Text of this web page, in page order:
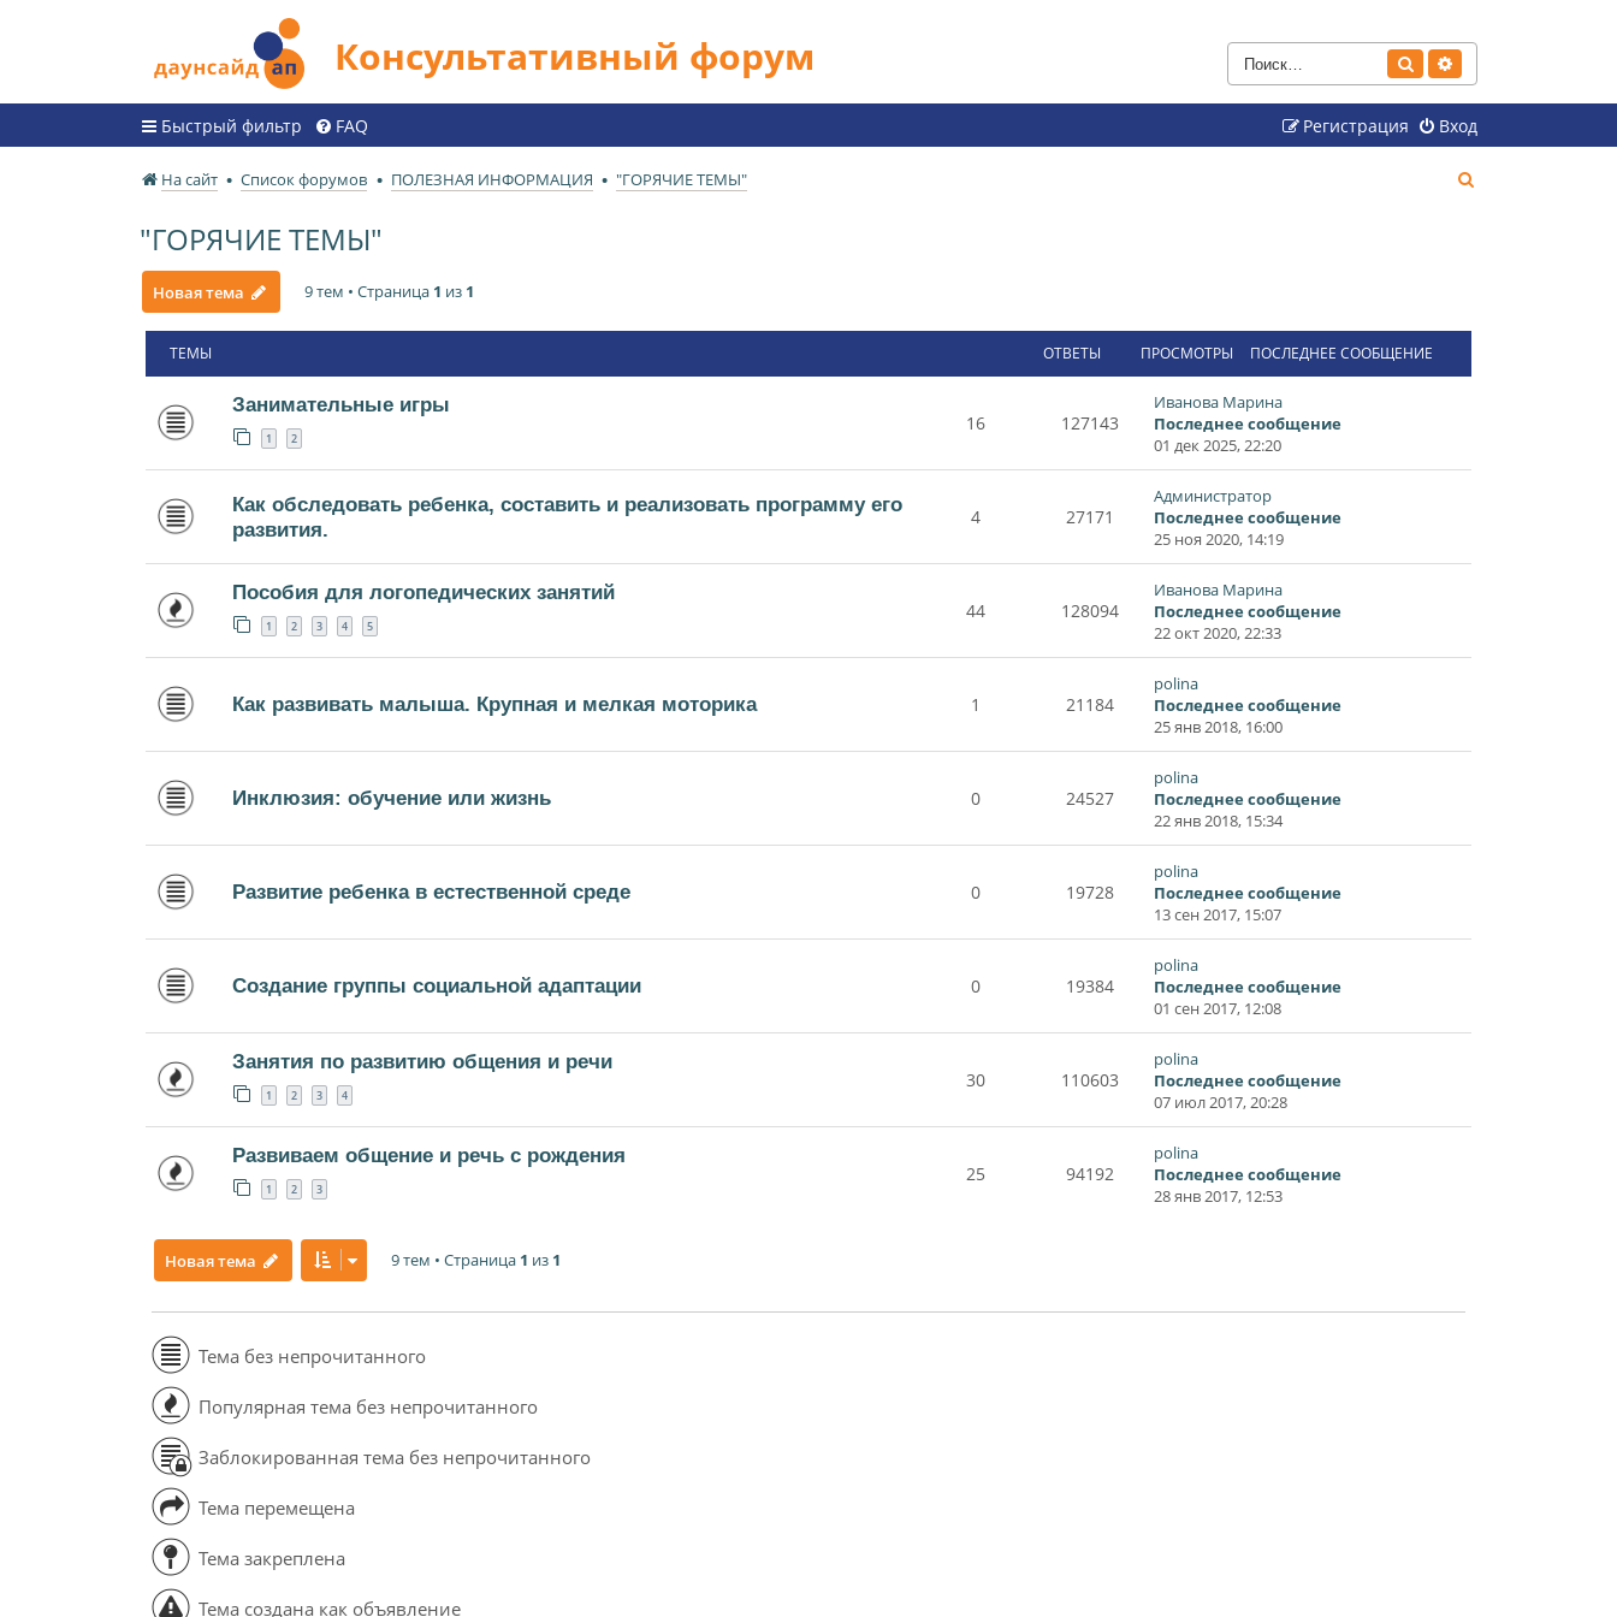
Консультативный форум Поиск
Быстрый фильтр FAQ Вход
Регистрация
На сайт Список форумов ПОЛЕЗНАЯ ИНФОРМАЦИЯ "ГОРЯЧИЕ ТЕМЫ"
"ГОРЯЧИЕ ТЕМЫ"
Новая тема 9 тем • Страница 1 из 1
ТЕМЫ ОТВЕТЫ ПРОСМОТРЫ ПОСЛЕДНЕЕ СООБЩЕНИЕ
Занимательные игры
1 2
16 127143
Иванова Марина
Последнее сообщение
01 дек 2025, 22:20
Как обследовать ребенка, составить и реализовать программу его
развития.
4 27171
Администратор
Последнее сообщение
25 ноя 2020, 14:19
Пособия для логопедических занятий
1 2 3 4 5
44 128094
Иванова Марина
Последнее сообщение
22 окт 2020, 22:33
Как развивать малыша. Крупная и мелкая моторика 1 21184
polina
Последнее сообщение
25 янв 2018, 16:00
Инклюзия: обучение или жизнь 0 24527
polina
Последнее сообщение
22 янв 2018, 15:34
Развитие ребенка в естественной среде 0 19728
polina
Последнее сообщение
13 сен 2017, 15:07
Создание группы социальной адаптации 0 19384
polina
Последнее сообщение
01 сен 2017, 12:08
Занятия по развитию общения и речи
1 2 3 4
30 110603
polina
Последнее сообщение
07 июл 2017, 20:28
Развиваем общение и речь с рождения
1 2 3
25 94192
polina
Последнее сообщение
28 янв 2017, 12:53
Новая тема 9 тем • Страница 1 из 1
Тема без непрочитанного
Популярная тема без непрочитанного
Заблокированная тема без непрочитанного
Тема перемещена
Тема закреплена
Тема создана как объявление